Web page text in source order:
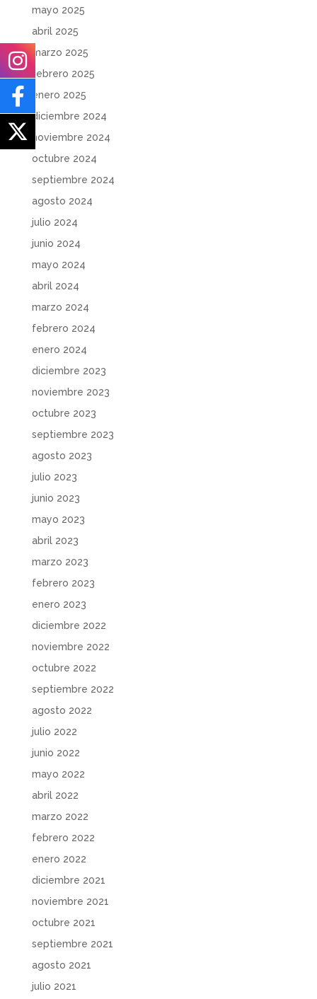
mayo 2025
abril 2025
marzo 2025
febrero 2025
enero 2025
diciembre 2024
noviembre 2024
octubre 2024
septiembre 2024
agosto 2024
julio 2024
junio 2024
mayo 2024
abril 2024
marzo 2024
febrero 2024
enero 2024
diciembre 2023
noviembre 2023
octubre 2023
septiembre 2023
agosto 2023
julio 2023
junio 2023
mayo 2023
abril 2023
marzo 2023
febrero 2023
enero 2023
diciembre 2022
noviembre 2022
octubre 2022
septiembre 2022
agosto 2022
julio 2022
junio 2022
mayo 2022
abril 2022
marzo 2022
febrero 2022
enero 2022
diciembre 2021
noviembre 2021
octubre 2021
septiembre 2021
agosto 2021
julio 2021